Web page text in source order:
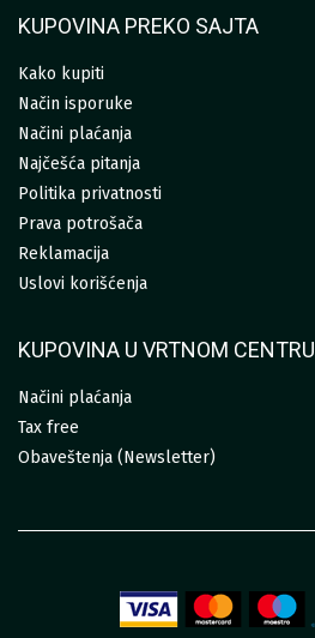
KUPOVINA PREKO SAJTA
Kako kupiti
Način isporuke
Načini plaćanja
Najčešća pitanja
Politika privatnosti
Prava potrošača
Reklamacija
Uslovi korišćenja
KUPOVINA U VRTNOM CENTRU
Načini plaćanja
Tax free
Obaveštenja (Newsletter)